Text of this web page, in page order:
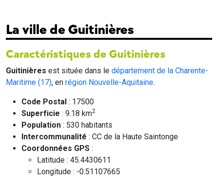
La ville de Guitinières
Caractéristiques de Guitinières
Guitinières est située dans le département de la Charente-
Maritime (17), en région Nouvelle-Aquitaine.
Code Postal : 17500
Superficie : 9.18 km2
Population : 530 habitants
Intercommunalité : CC de la Haute Saintonge
Coordonnées GPS :
Latitude : 45.4430611
Longitude : -0.51107665